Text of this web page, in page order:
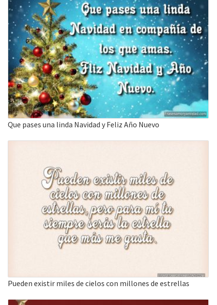
Que pases una linda Navidad y Feliz Año Nuevo
Pueden existir miles de cielos con millones de estrellas